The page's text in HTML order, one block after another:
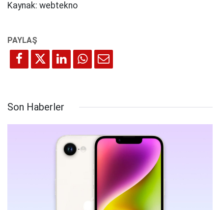
Kaynak: webtekno
Son Haberler